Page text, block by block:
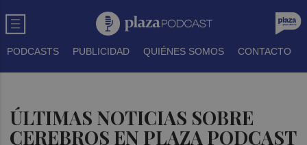
PODCASTS PUBLICIDAD QUIÉNES SOMOS CONTACTO
ÚLTIMAS NOTICIAS SOBRE
CEREBROS EN PLAZA PODCAST